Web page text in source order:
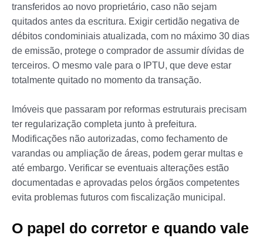
transferidos ao novo proprietário, caso não sejam
quitados antes da escritura. Exigir certidão negativa de
débitos condominiais atualizada, com no máximo 30 dias
de emissão, protege o comprador de assumir dívidas de
terceiros. O mesmo vale para o IPTU, que deve estar
totalmente quitado no momento da transação.
Imóveis que passaram por reformas estruturais precisam
ter regularização completa junto à prefeitura.
Modificações não autorizadas, como fechamento de
varandas ou ampliação de áreas, podem gerar multas e
até embargo. Verificar se eventuais alterações estão
documentadas e aprovadas pelos órgãos competentes
evita problemas futuros com fiscalização municipal.
O papel do corretor e quando vale